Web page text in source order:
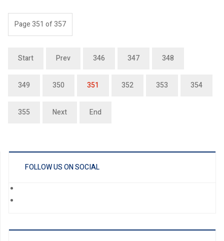
Page 351 of 357
Start Prev 346 347 348
349 350 351 352 353 354
355 Next End
FOLLOW US ON SOCIAL